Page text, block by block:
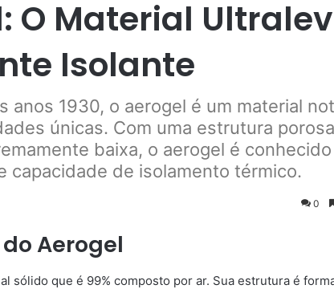
O Material
Isolante
anos 1930, o aerogel é um material
únicas. Com uma estrutura
baixa, o aerogel é
capacidade de isolamento térmico.
0
Aerogel
sólido que é 99% composto por ar. Sua estrutura é